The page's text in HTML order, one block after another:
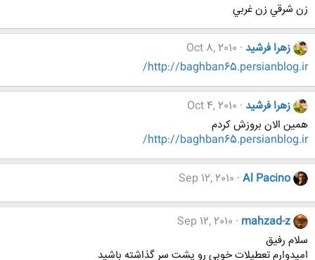
زن شرقي زن غربي
زهرا فرشید Oct 8, 2010
http://baghban65.persianblog.ir/
زهرا فرشید Oct 4, 2010
همین الان بروزش کردم
http://baghban65.persianblog.ir/
Al Pacino
Sep 12, 2010
mahzad-z
Sep 12, 2010
سلام رفیق
امیدوارم تعطیلات خوبی رو پشت سر گذاشته باشید